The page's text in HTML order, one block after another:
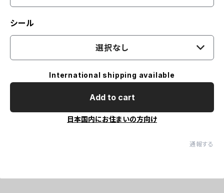
シール
選択なし
International shipping available
Add to cart
日本国内にお住まいの方向け
通報する